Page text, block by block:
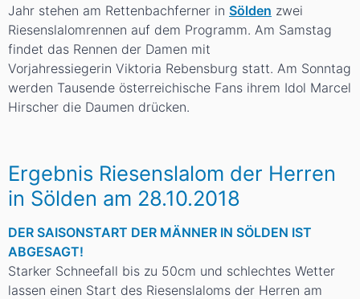
Jahr stehen am Rettenbachferner in Sölden zwei
Riesenslalomrennen auf dem Programm. Am Samstag
findet das Rennen der Damen mit
Vorjahressiegerin Viktoria Rebensburg statt. Am Sonntag
werden Tausende österreichische Fans ihrem Idol Marcel
Hirscher die Daumen drücken.
Ergebnis Riesenslalom der Herren
in Sölden am 28.10.2018
DER SAISONSTART DER MÄNNER IN SÖLDEN IST
ABGESAGT!
Starker Schneefall bis zu 50cm und schlechtes Wetter
lassen einen Start des Riesenslaloms der Herren am